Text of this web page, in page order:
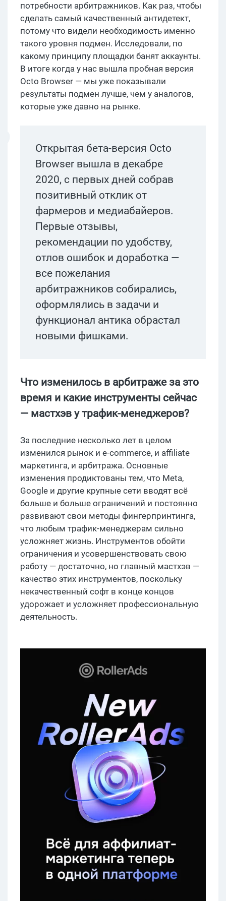
потребности арбитражников. Как раз, чтобы
сделать самый качественный антидетект,
потому что видели необходимость именно
такого уровня подмен. Исследовали, по
какому принципу площадки банят аккаунты.
В итоге когда у нас вышла пробная версия
Octo Browser — мы уже показывали
результаты подмен лучше, чем у аналогов,
которые уже давно на рынке.
Открытая бета-версия Octo
Browser вышла в декабре
2020, с первых дней собрав
позитивный отклик от
фармеров и медиабайеров.
Первые отзывы,
рекомендации по удобству,
отлов ошибок и доработка —
все пожелания
арбитражников собирались,
оформлялись в задачи и
функционал антика обрастал
новыми фишками.
Что изменилось в арбитраже за это
время и какие инструменты сейчас
— мастхэв у трафик-менеджеров?
За последние несколько лет в целом
изменился рынок и e-commerce, и affiliate
маркетинга, и арбитража. Основные
изменения продиктованы тем, что Meta,
Google и другие крупные сети вводят всё
больше и больше ограничений и постоянно
развивают свои методы фингерпринтинга,
что любым трафик-менеджерам сильно
усложняет жизнь. Инструментов обойти
ограничения и усовершенствовать свою
работу — достаточно, но главный мастхэв —
качество этих инструментов, поскольку
некачественный софт в конце концов
удорожает и усложняет профессиональную
деятельность.